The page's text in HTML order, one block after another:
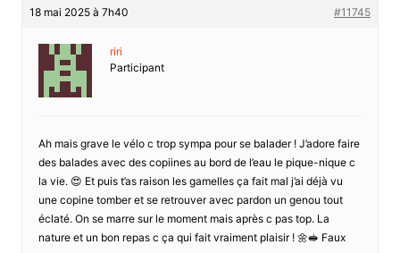
18 mai 2025 à 7h40 #11745
riri
Participant
Ah mais grave le vélo c trop sympa pour se balader ! J’adore faire
des balades avec des copiines au bord de l’eau le pique-nique c
la vie. 😍 Et puis t’as raison les gamelles ça fait mal j’ai déjà vu
une copine tomber et se retrouver avec pardon un genou tout
éclaté. On se marre sur le moment mais après c pas top. La
nature et un bon repas c ça qui fait vraiment plaisir ! 🌼🥪 Faux